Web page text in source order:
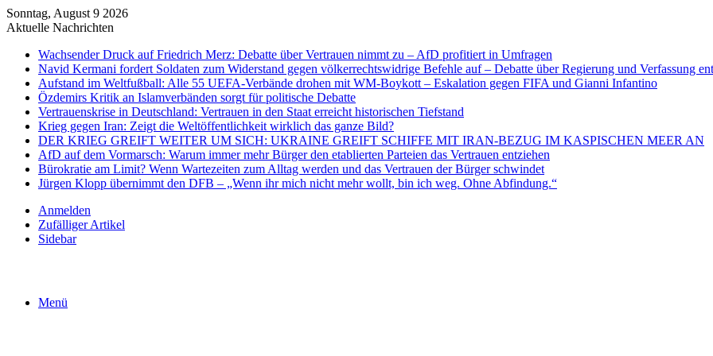
Sonntag, August 9 2026
Aktuelle Nachrichten
Wachsender Druck auf Friedrich Merz: Debatte über Vertrauen nimmt zu – AfD profitiert in Umfragen
Navid Kermani fordert Soldaten zum Widerstand gegen völkerrechtswidrige Befehle auf – Debatte über Regierung und Verfassung
Aufstand im Weltfußball: Alle 55 UEFA-Verbände drohen mit WM-Boykott – Eskalation gegen FIFA und Gianni Infantino
Özdemirs Kritik an Islamverbänden sorgt für politische Debatte
Vertrauenskrise in Deutschland: Vertrauen in den Staat erreicht historischen Tiefstand
Krieg gegen Iran: Zeigt die Weltöffentlichkeit wirklich das ganze Bild?
DER KRIEG GREIFT WEITER UM SICH: UKRAINE GREIFT SCHIFFE MIT IRAN-BEZUG IM KASPISCHEN MEER AN
AfD auf dem Vormarsch: Warum immer mehr Bürger den etablierten Parteien das Vertrauen entziehen
Bürokratie am Limit? Wenn Wartezeiten zum Alltag werden und das Vertrauen der Bürger schwindet
Jürgen Klopp übernimmt den DFB – „Wenn ihr mich nicht mehr wollt, bin ich weg. Ohne Abfindung.“
Anmelden
Zufälliger Artikel
Sidebar
Menü